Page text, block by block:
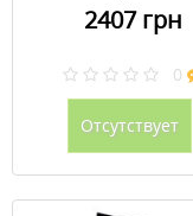
2407 грн
0
Отсутствует